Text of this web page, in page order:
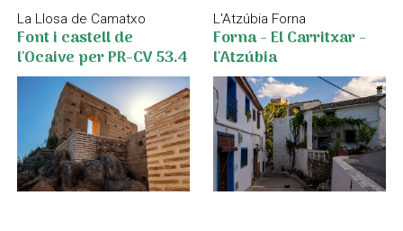
La Llosa de Camatxo
Font i castell de
l'Ocaive per PR-CV 53.4
L'Atzúbia Forna
Forna - El Carritxar -
l'Atzúbia